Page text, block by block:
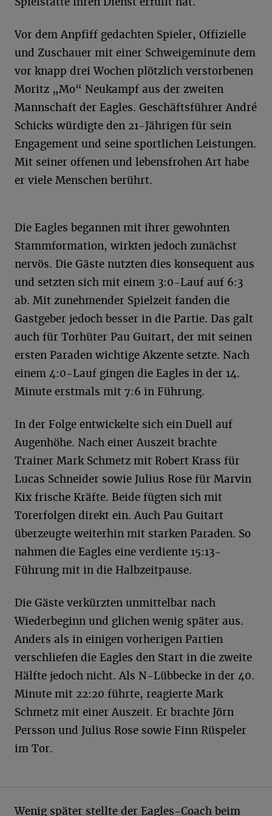
Vor dem Anpfiff gedachten Spieler, Offizielle
und Zuschauer mit einer Schweigeminute dem
vor knapp drei Wochen plötzlich verstorbenen
Moritz „Mo“ Neukampf aus der zweiten
Mannschaft der Eagles. Geschäftsführer André
Schicks würdigte den 21-Jährigen für sein
Engagement und seine sportlichen Leistungen.
Mit seiner offenen und lebensfrohen Art habe
er viele Menschen berührt.
Die Eagles begannen mit ihrer gewohnten
Stammformation, wirkten jedoch zunächst
nervös. Die Gäste nutzten dies konsequent aus
und setzten sich mit einem 3:0-Lauf auf 6:3
ab. Mit zunehmender Spielzeit fanden die
Gastgeber jedoch besser in die Partie. Das galt
auch für Torhüter Pau Guitart, der mit seinen
ersten Paraden wichtige Akzente setzte. Nach
einem 4:0-Lauf gingen die Eagles in der 14.
Minute erstmals mit 7:6 in Führung.
In der Folge entwickelte sich ein Duell auf
Augenhöhe. Nach einer Auszeit brachte
Trainer Mark Schmetz mit Robert Krass für
Lucas Schneider sowie Julius Rose für Marvin
Kix frische Kräfte. Beide fügten sich mit
Torerfolgen direkt ein. Auch Pau Guitart
überzeugte weiterhin mit starken Paraden. So
nahmen die Eagles eine verdiente 15:13-
Führung mit in die Halbzeitpause.
Die Gäste verkürzten unmittelbar nach
Wiederbeginn und glichen wenig später aus.
Anders als in einigen vorherigen Partien
verschliefen die Eagles den Start in die zweite
Hälfte jedoch nicht. Als N-Lübbecke in der 40.
Minute mit 22:20 führte, reagierte Mark
Schmetz mit einer Auszeit. Er brachte Jörn
Persson und Julius Rose sowie Finn Rüspeler
im Tor.
Wenig später stellte der Eagles-Coach beim